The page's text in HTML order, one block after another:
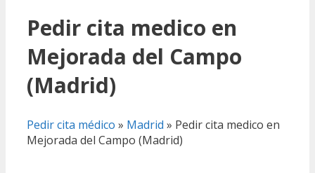
Pedir cita medico en
Mejorada del Campo
(Madrid)
Pedir cita médico » Madrid » Pedir cita medico en
Mejorada del Campo (Madrid)